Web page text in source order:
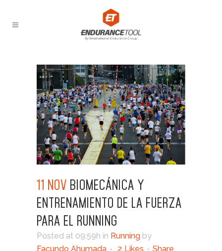
11 NOV BIOMECÁNICA Y
ENTRENAMIENTO DE LA FUERZA
PARA EL RUNNING
Posted at 09:59h in Running by
Facundo Ahumada
2 Likes Share